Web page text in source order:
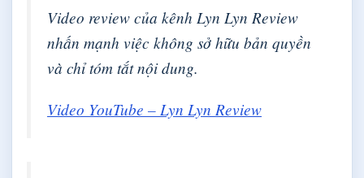
Video review của kênh Lyn Lyn Review
nhấn mạnh việc không sở hữu bản quyền
và chỉ tóm tắt nội dung.
Video YouTube – Lyn Lyn Review